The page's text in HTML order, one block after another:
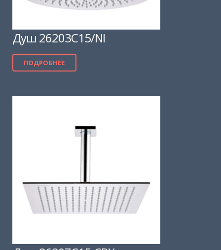
Душ 26203C15/NI
ПОДРОБНЕЕ